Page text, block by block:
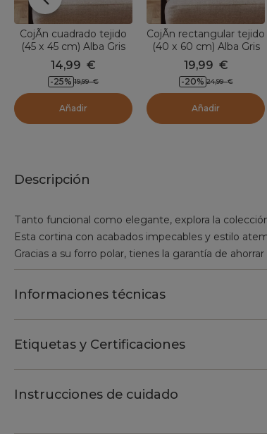
CojÃ­n cuadrado tejido
(45 x 45 cm) Alba Gris
14,99 €
-25% 19,99 €
Añadir
CojÃ­n rectangular tejido
(40 x 60 cm) Alba Gris
19,99 €
-20% 24,99 €
Añadir
Descripción
Tanto funcional como elegante, explora la
Esta cortina con acabados impecables y estilo
Gracias a su forro polar, tienes la garantía de
Informaciones técnicas
Etiquetas y Certificaciones
Instrucciones de cuidado